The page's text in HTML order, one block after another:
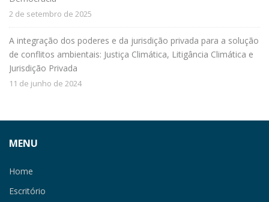
2 de setembro de 2025
A integração dos poderes e da jurisdição privada para a solução
de conflitos ambientais: Justiça Climática, Litigância Climática e
Jurisdição Privada
11 de junho de 2024
MENU
Home
Escritório